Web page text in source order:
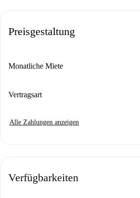
Preisgestaltung
Monatliche Miete
Vertragsart
Alle Zahlungen anzeigen
Verfügbarkeiten